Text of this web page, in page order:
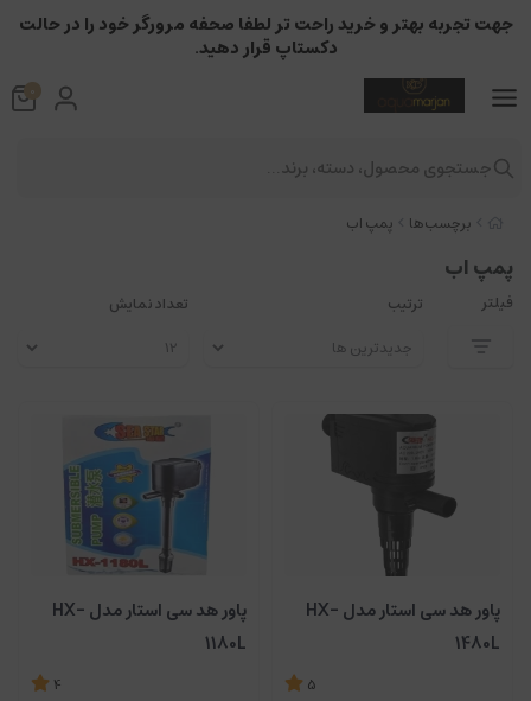
برچسب‌ها پمپ اب
پمپ اب
فیلتر ترتیب تعداد نمایش
پاور هد سی استار مدل HX-
1480L
5
پاور هد سی استار مدل HX-
1180L
4
جهت تجربه بهتر و خرید راحت تر لطفا صحفه مرورگر خود را در حالت
دکستاپ قرار دهید.
0
جستجوی محصول، دسته، برند...